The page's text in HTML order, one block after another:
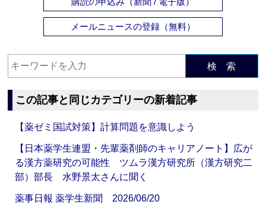
メールニュースの登録（無料）
検 索
この記事と同じカテゴリーの新着記事
【薬ゼミ国試対策】計算問題を意識しよう
【日本薬学生連盟・先輩薬剤師のキャリアノート】広が
る漢方薬研究の可能性 ツムラ漢方研究所（漢方研究二
部）部長 水野景太さんに聞く
薬事日報 薬学生新聞 2026/06/20